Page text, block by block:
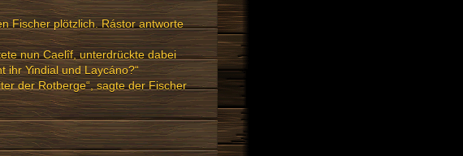
Fischer plötzlich. Rástor antworte
nun Caelîf, unterdrückte dabei
ihr Yindial und Laycáno?“
der Rotberge“, sagte der Fischer